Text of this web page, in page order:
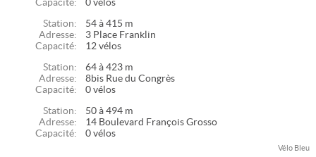
Capacité:
0 vélos
Station:
54 à 415 m
Adresse:
3 Place Franklin
Capacité:
12 vélos
Station:
64 à 423 m
Adresse:
8bis Rue du Congrès
Capacité:
0 vélos
Station:
50 à 494 m
Adresse:
14 Boulevard François Grosso
Capacité:
0 vélos
Vélo Bleu